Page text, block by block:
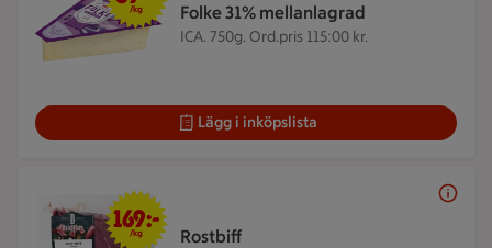
Folke 31% mellanlagrad
ICA. 750g. Ord.pris 115:00 kr.
/kg
Lägg i inköpslista
Rostbiff
169 kr/kg
169:-
/kg